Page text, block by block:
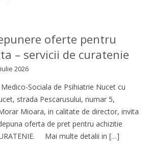
oferte pentru
– servicii de curatenie
2026
Sociala de Psihiatrie Nucet cu
strada Pescarusului, numar 5,
Mioara, in calitate de director, invita
oferta de pret pentru achizitie
Mai multe detalii in […]